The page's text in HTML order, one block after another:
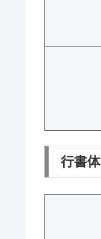
行書体